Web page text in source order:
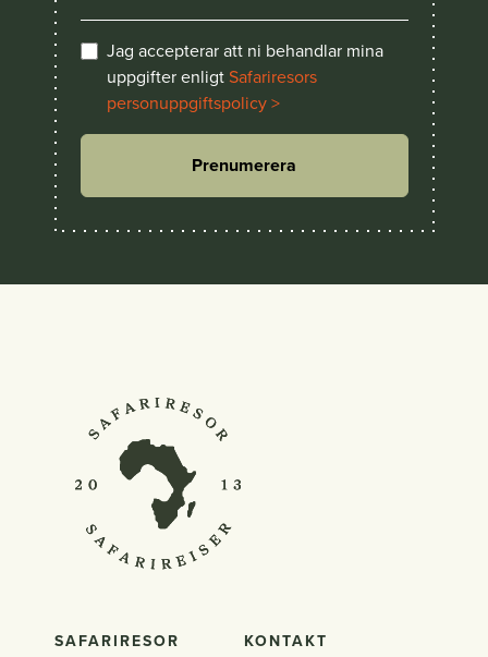
Jag accepterar att ni behandlar mina
uppgifter enligtSafariresors
personuppgiftspolicy >
Prenumerera
SAFARIRESOR KONTAKT